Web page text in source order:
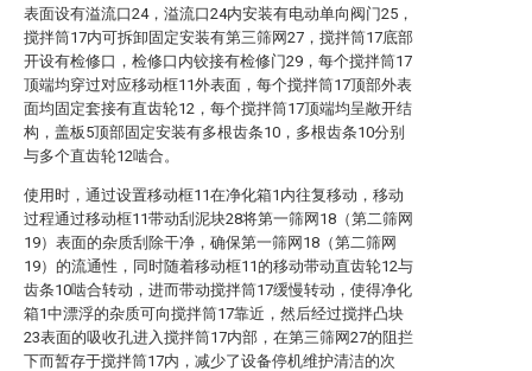
表面设有溢流口24，溢流口24内安装有电动单向阀门25，
搅拌筒17内可拆卸固定安装有第三筛网27，搅拌筒17底部
开设有检修口，检修口内铰接有检修门29，每个搅拌筒17
顶端均穿过对应移动框11外表面，每个搅拌筒17顶部外表
面均固定套接有直齿轮12，每个搅拌筒17顶端均呈敞开结
构，盖板5顶部固定安装有多根齿条10，多根齿条10分别
与多个直齿轮12啮合。
使用时，通过设置移动框11在净化箱1内往复移动，移动
过程通过移动框11带动刮泥块28将第一筛网18（第二筛网
19）表面的杂质刮除干净，确保第一筛网18（第二筛网
19）的流通性，同时随着移动框11的移动带动直齿轮12与
齿条10啮合转动，进而带动搅拌筒17缓慢转动，使得净化
箱1中漂浮的杂质可向搅拌筒17靠近，然后经过搅拌凸块
23表面的吸收孔进入搅拌筒17内部，在第三筛网27的阻拦
下而暂存于搅拌筒17内，减少了设备停机维护清洁的次